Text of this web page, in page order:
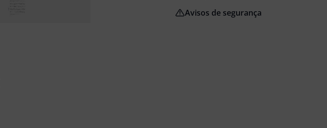
Avisos de segurança